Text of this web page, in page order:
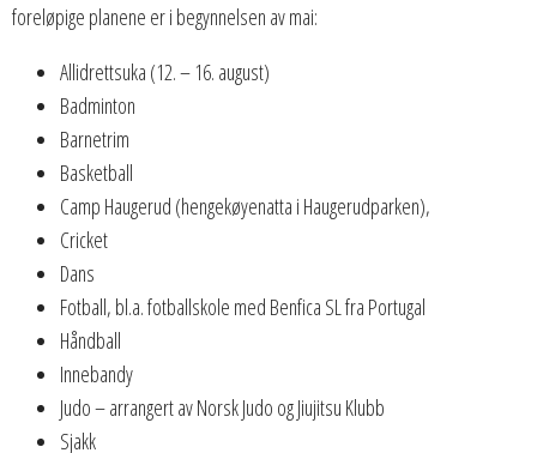
foreløpige planene er i begynnelsen av mai:
Allidrettsuka (12. – 16. august)
Badminton
Barnetrim
Basketball
Camp Haugerud (hengekøyenatta i Haugerudparken),
Cricket
Dans
Fotball, bl.a. fotballskole med Benfica SL fra Portugal
Håndball
Innebandy
Judo – arrangert av Norsk Judo og Jiujitsu Klubb
Sjakk